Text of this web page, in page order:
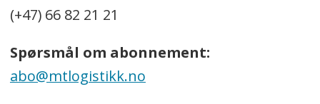
(+47) 66 82 21 21
Spørsmål om abonnement:
abo@mtlogistikk.no